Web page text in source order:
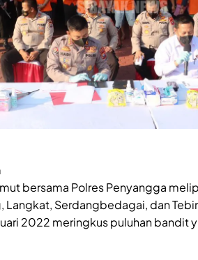
bersama Polres Penyangga
Langkat, Serdangbedagai, dan
2022 meringkus puluhan bandit